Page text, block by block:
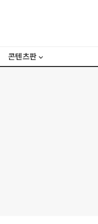
콘텐츠판